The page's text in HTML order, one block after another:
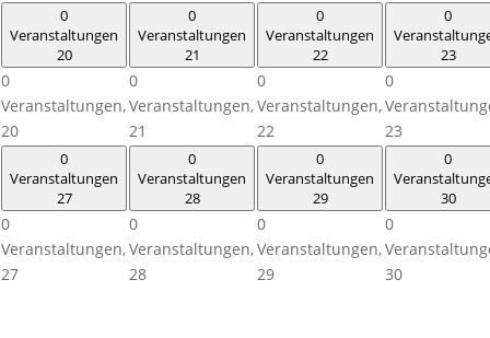
0
Veranstaltungen
20
0
Veranstaltungen,
20
0
Veranstaltungen
21
0
Veranstaltungen,
21
0
Veranstaltungen
22
0
Veranstaltungen,
22
0
23
0
23
0
Veranstaltungen
27
0
Veranstaltungen,
27
0
Veranstaltungen
28
0
Veranstaltungen,
28
0
Veranstaltungen
29
0
Veranstaltungen,
29
0
30
0
30